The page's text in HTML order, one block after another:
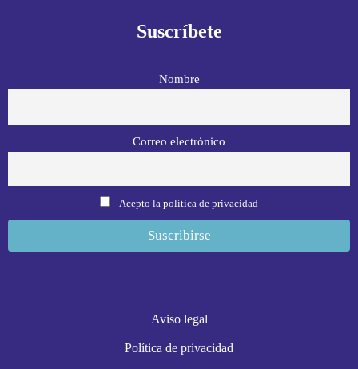
Suscríbete
Nombre
Correo electrónico
Acepto la política de privacidad
Aviso legal
Política de privacidad